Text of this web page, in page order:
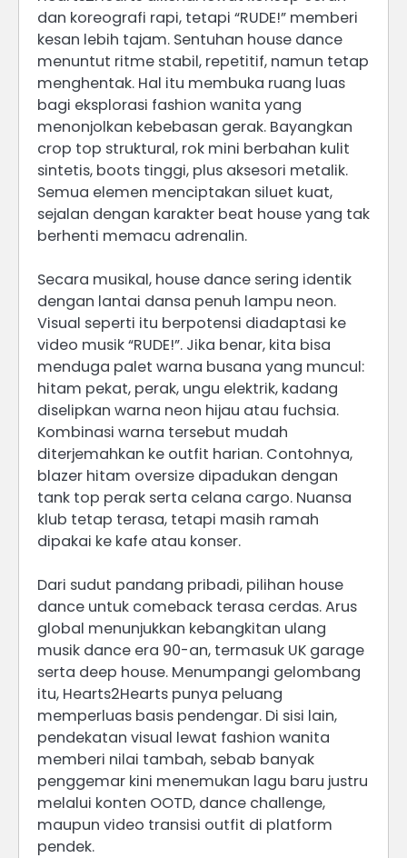
dan koreografi rapi, tetapi “RUDE!” memberi
kesan lebih tajam. Sentuhan house dance
menuntut ritme stabil, repetitif, namun tetap
menghentak. Hal itu membuka ruang luas
bagi eksplorasi fashion wanita yang
menonjolkan kebebasan gerak. Bayangkan
crop top struktural, rok mini berbahan kulit
sintetis, boots tinggi, plus aksesori metalik.
Semua elemen menciptakan siluet kuat,
sejalan dengan karakter beat house yang tak
berhenti memacu adrenalin.
Secara musikal, house dance sering identik
dengan lantai dansa penuh lampu neon.
Visual seperti itu berpotensi diadaptasi ke
video musik “RUDE!”. Jika benar, kita bisa
menduga palet warna busana yang muncul:
hitam pekat, perak, ungu elektrik, kadang
diselipkan warna neon hijau atau fuchsia.
Kombinasi warna tersebut mudah
diterjemahkan ke outfit harian. Contohnya,
blazer hitam oversize dipadukan dengan
tank top perak serta celana cargo. Nuansa
klub tetap terasa, tetapi masih ramah
dipakai ke kafe atau konser.
Dari sudut pandang pribadi, pilihan house
dance untuk comeback terasa cerdas. Arus
global menunjukkan kebangkitan ulang
musik dance era 90-an, termasuk UK garage
serta deep house. Menumpangi gelombang
itu, Hearts2Hearts punya peluang
memperluas basis pendengar. Di sisi lain,
pendekatan visual lewat fashion wanita
memberi nilai tambah, sebab banyak
penggemar kini menemukan lagu baru justru
melalui konten OOTD, dance challenge,
maupun video transisi outfit di platform
pendek.